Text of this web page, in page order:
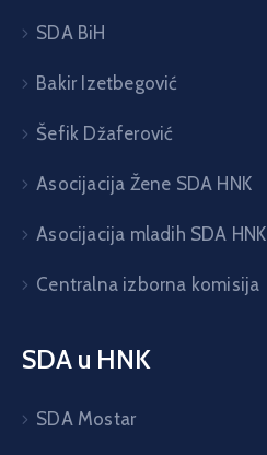
SDA BiH
Bakir Izetbegović
Šefik Džaferović
Asocijacija Žene SDA HNK
Asocijacija mladih SDA HNK
Centralna izborna komisija
SDA u HNK
SDA Mostar